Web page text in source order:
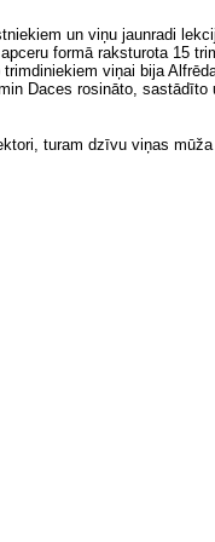
un viņu jaunradi
formā raksturota 15
viņai bija
Daces rosināto, sastādīto
turam dzīvu viņas